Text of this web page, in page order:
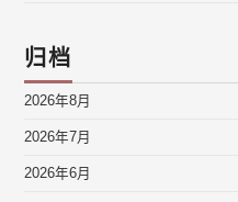
归档
2026年8月
2026年7月
2026年6月